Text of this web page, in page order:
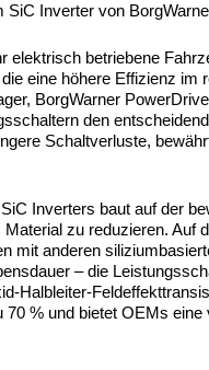
SiC Inverter von
elektrisch betriebene
eine höhere Effizienz
BorgWarner
den
Schaltverluste,
Inverters baut auf der
zu reduzieren.
mit anderen
– die
Halbleiter-
% und bietet OEMs